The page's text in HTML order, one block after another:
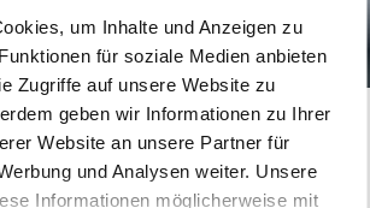
um Inhalte und Anzeigen zu
für soziale Medien anbieten
Zugriffe auf unsere Website zu
geben wir Informationen zu Ihrer
Website an unsere Partner für
und Analysen weiter. Unsere
Informationen möglicherweise mit
SA